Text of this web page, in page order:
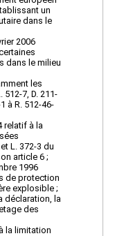
un
dans le
2006
dans le milieu
les
512-7, D. 211-
à R. 512-46-
relatif à la
L. 372-3 du
article 6 ;
1996
de protection
explosible ;
déclaration, la
des
la limitation